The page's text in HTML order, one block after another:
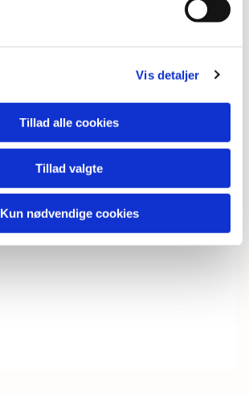
Vis detaljer
Tillad alle cookies
Tillad valgte
Kun nødvendige cookies